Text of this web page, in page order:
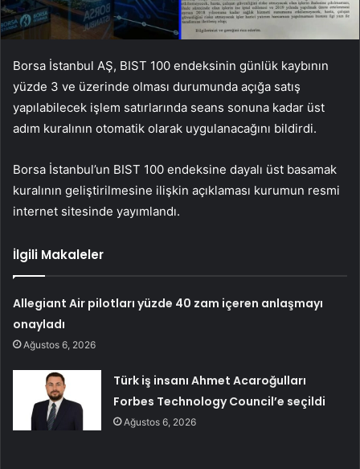
Borsa İstanbul AŞ, BIST 100 endeksinin günlük kaybının
yüzde 3 ve üzerinde olması durumunda açığa satış
yapılabilecek işlem satırlarında seans sonuna kadar üst
adım kuralının otomatik olarak uygulanacağını bildirdi.
Borsa İstanbul’un BIST 100 endeksine dayalı üst basamak
kuralının geliştirilmesine ilişkin açıklaması kurumun resmi
internet sitesinde yayımlandı.
İlgili Makaleler
Allegiant Air pilotları yüzde 40 zam içeren anlaşmayı
onayladı
Ağustos 6, 2026
Türk iş insanı Ahmet Acaroğulları
Forbes Technology Council’e seçildi
Ağustos 6, 2026